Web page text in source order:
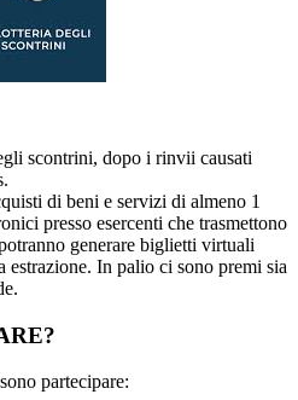
scontrini, dopo i rinvii causati
di beni e servizi di almeno 1
presso esercenti che trasmettono
generare biglietti virtuali
estrazione. In palio ci sono premi sia
partecipare: